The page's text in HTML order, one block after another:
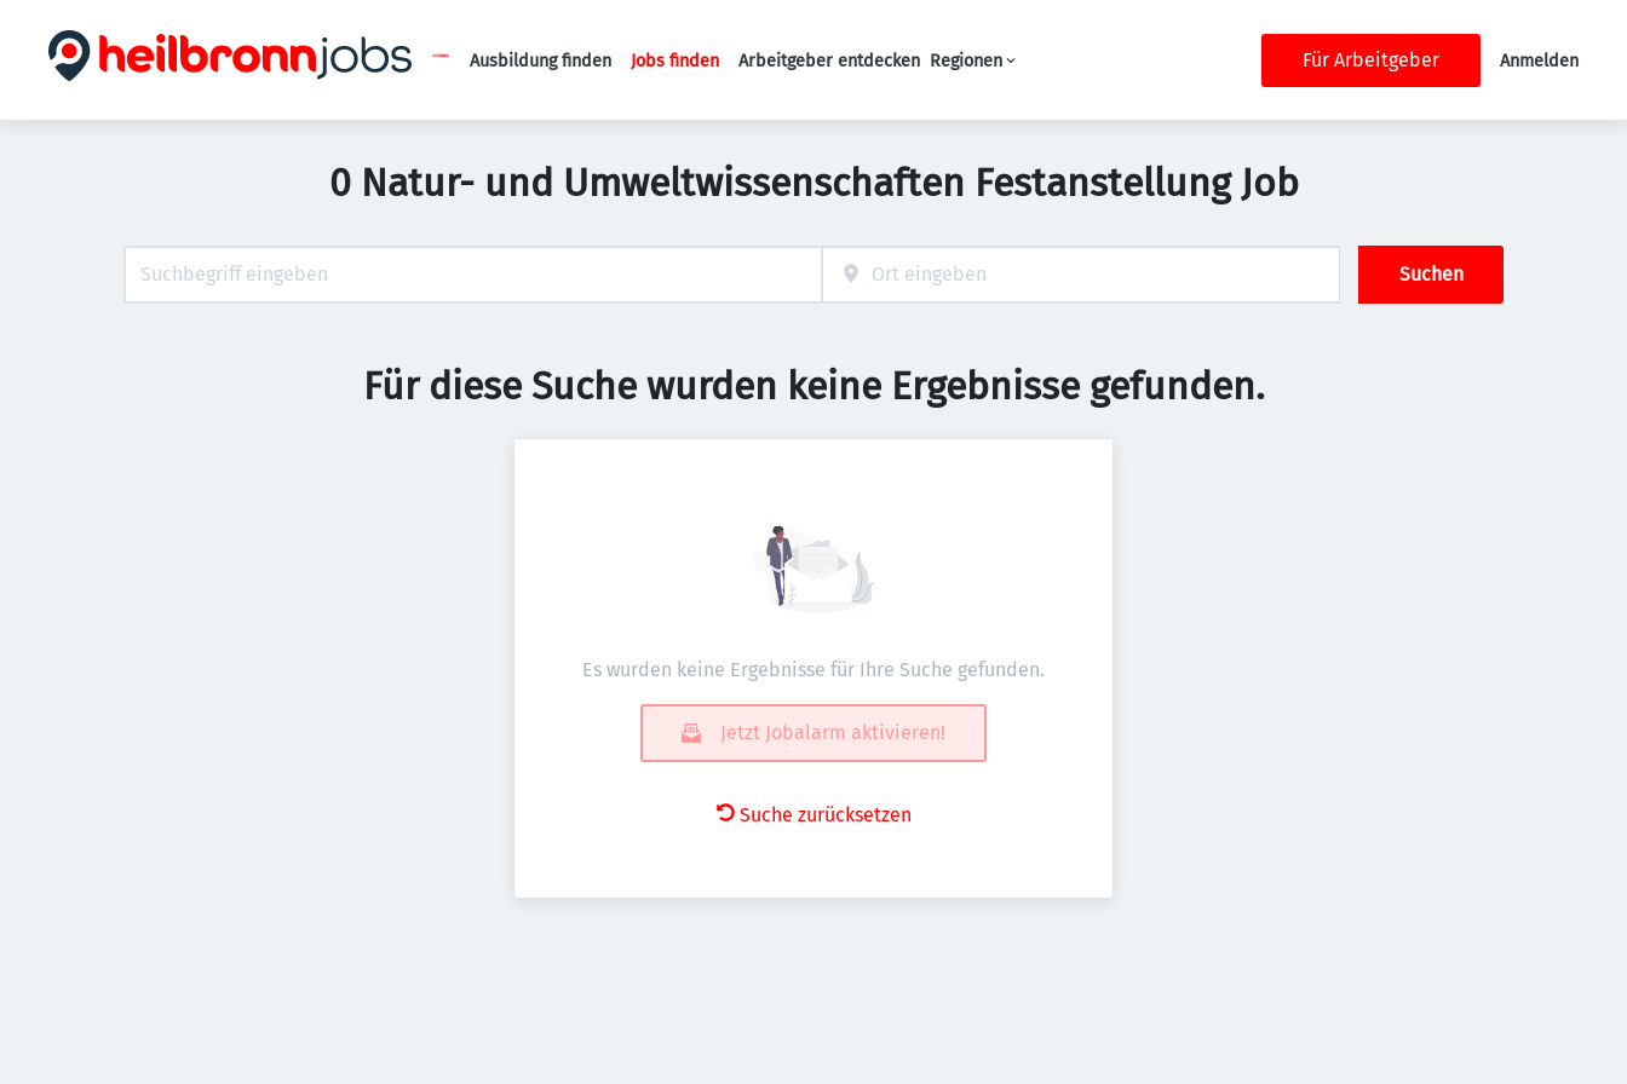
Haupt-Navigation
Ausbildung finden Jobs finden Arbeitgeber entdecken Regionen Für Arbeitgeber Anmelden
0 Natur- und Umweltwissenschaften Festanstellung Job
Suchen
Für diese Suche wurden keine Ergebnisse gefunden.
Es wurden keine Ergebnisse für Ihre Suche gefunden.
Jetzt Jobalarm aktivieren!
Suche zurücksetzen